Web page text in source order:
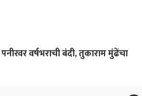
वर्षभराची बंदी, तुकाराम मुंढेंचा